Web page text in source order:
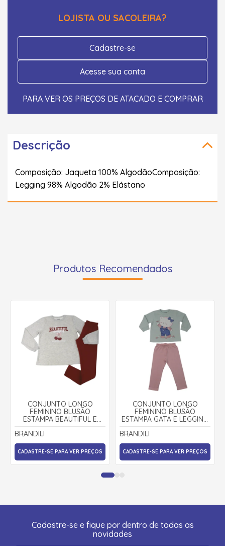
LOJISTA OU SACOLEIRA?
Cadastre-se
Acesse sua conta
PARA VER OS PREÇOS DE ATACADO E COMPRAR
Descrição
Composição: Jaqueta 100% AlgodãoComposição:
Legging 98% Algodão 2% Elástano
Produtos Recomendados
CONJUNTO LONGO
FEMININO BLUSÃO
ESTAMPA BEAUTIFUL E
LEGGING 56330 - BRANDILI
BRANDILI
CADASTRE-SE PARA VER PREÇOS
CONJUNTO LONGO
FEMININO BLUSÃO
ESTAMPA GATA E LEGGING
56326 - BRANDILI
BRANDILI
CADASTRE-SE PARA VER PREÇOS
Cadastre-se e fique por dentro de todas as
novidades